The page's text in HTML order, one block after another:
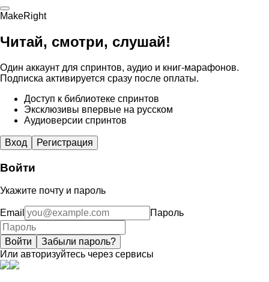
MakeRight
Читай, смотри, слушай!
Один аккаунт для спринтов, аудио и книг-марафонов.
Подписка активируется сразу после оплаты.
Доступ к библиотеке спринтов
Эксклюзивы впервые на русском
Аудиоверсии спринтов
Вход Регистрация
Войти
Укажите почту и пароль
Email Пароль
Войти
Забыли пароль?
Или авторизуйтесь через сервисы